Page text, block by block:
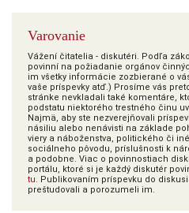
Varovanie
Vážení čitatelia - diskutéri. Podľa
povinní na požiadanie orgánov
im všetky informácie zozbierané o
vaše príspevky atď.) Prosíme vás
stránke nevkladali také komentáre,
podstatu niektorého trestného činu
Najmä, aby ste nezverejňovali
násiliu alebo nenávisti na základe
viery a náboženstva, politického či
sociálneho pôvodu, príslušnosti k
a podobne. Viac o povinnostiach
portálu, ktoré si je každý diskutér
tu. Publikovaním príspevku do
preštudovali a porozumeli im.